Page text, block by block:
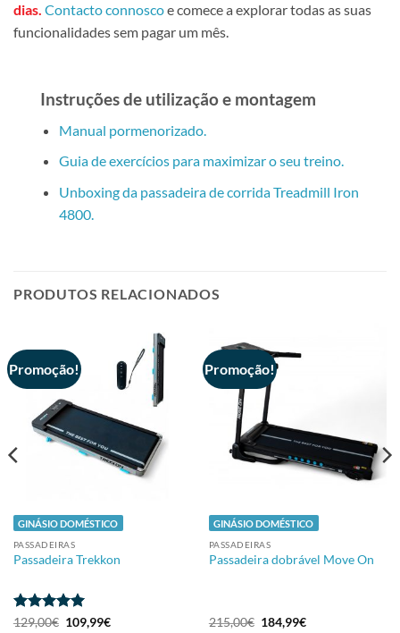
dias. Contacto connoscoe comece a explorar todas as suas
funcionalidades sem pagar um mês.
Instruções de utilização e montagem
Manual pormenorizado.
Guia de exercícios para maximizar o seu treino.
Unboxing da passadeira de corrida Treadmill Iron
4800.
PRODUTOS RELACIONADOS
Promoção!
GINÁSIO DOMÉSTICO
PASSADEIRAS
Passadeira Trekkon
Avaliação5
129,00€ 109,99€
Promoção!
GINÁSIO DOMÉSTICO
PASSADEIRAS
Passadeira dobrável Move On
215,00€ 184,99€